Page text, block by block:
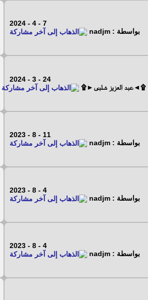
7 - 4 - 2024
بواسطة : nadjm
24 - 3 - 2024
۩◄عبد العزيز شلبى►۩
11 - 8 - 2023
بواسطة : nadjm
4 - 8 - 2023
بواسطة : nadjm
4 - 8 - 2023
بواسطة : nadjm